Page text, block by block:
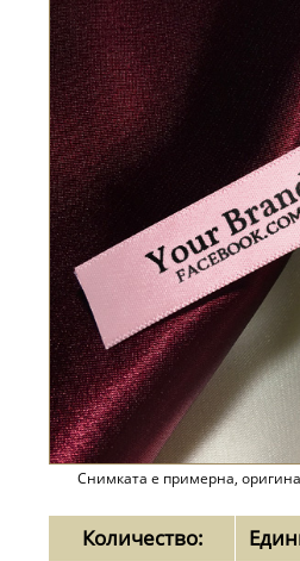
Снимката е примерна,
Количество: